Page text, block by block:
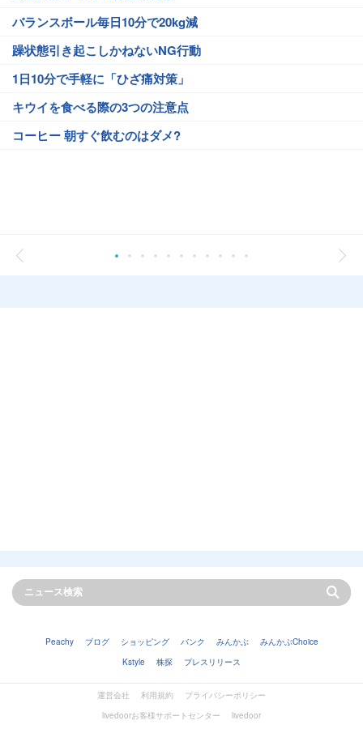
バランスボール毎日10分で20kg減
躁状態引き起こしかねないNG行動
1日10分で手軽に「ひざ痛対策」
キウイを食べる際の3つの注意点
コーヒー 朝すぐ飲むのはダメ?
Peachy ブログ ショッピング バンク みんかぶ
みんかぶChoice
Kstyle
株探 プレスリリース
運営会社 利用規約
プライバシーポリシー
livedoorお客様サポートセンター
livedoor